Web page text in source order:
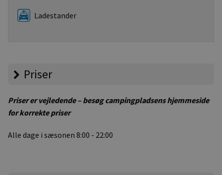
Ladestander
Priser
Priser er vejledende – besøg campingpladsens hjemmeside
for korrekte priser
Alle dage i sæsonen 8:00 - 22:00